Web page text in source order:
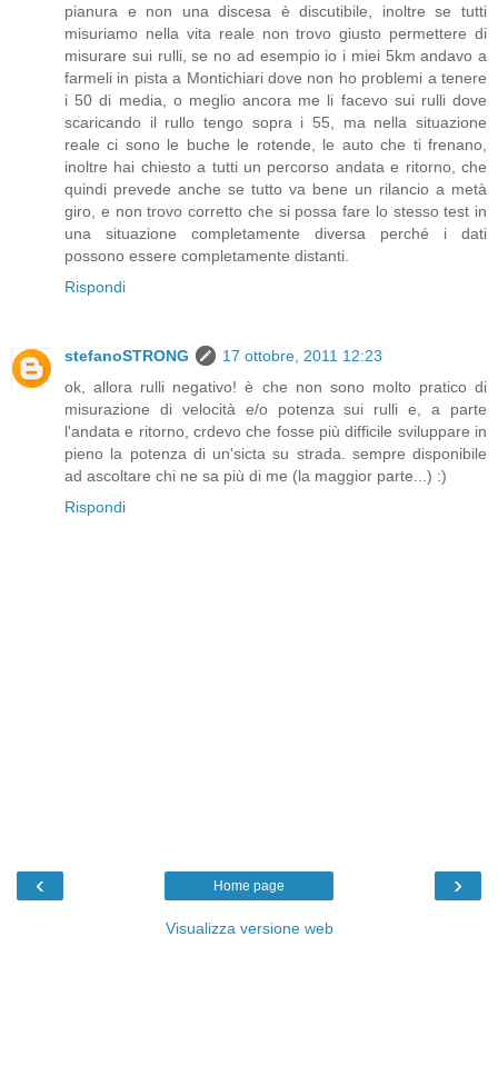
pianura e non una discesa è discutibile, inoltre se tutti
misuriamo nella vita reale non trovo giusto permettere di
misurare sui rulli, se no ad esempio io i miei 5km andavo a
farmeli in pista a Montichiari dove non ho problemi a tenere
i 50 di media, o meglio ancora me li facevo sui rulli dove
scaricando il rullo tengo sopra i 55, ma nella situazione
reale ci sono le buche le rotende, le auto che ti frenano,
inoltre hai chiesto a tutti un percorso andata e ritorno, che
quindi prevede anche se tutto va bene un rilancio a metà
giro, e non trovo corretto che si possa fare lo stesso test in
una situazione completamente diversa perché i dati
possono essere completamente distanti.
Rispondi
stefanoSTRONG
17 ottobre, 2011 12:23
ok, allora rulli negativo! è che non sono molto pratico di
misurazione di velocità e/o potenza sui rulli e, a parte
l'andata e ritorno, crdevo che fosse più difficile sviluppare in
pieno la potenza di un'sicta su strada. sempre disponibile
ad ascoltare chi ne sa più di me (la maggior parte...) :)
Rispondi
‹ ›
Home page
Visualizza versione web